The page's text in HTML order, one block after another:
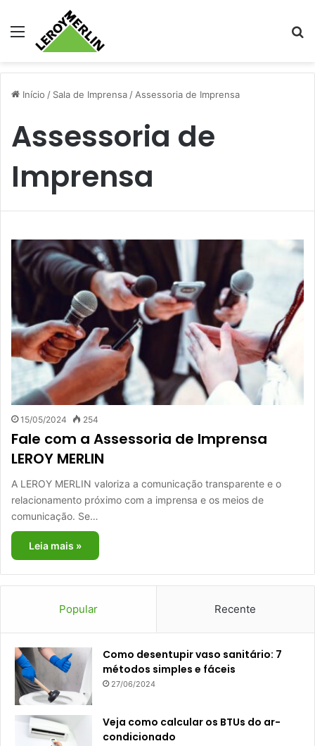
Menu
Início / Sala de Imprensa / Assessoria de Imprensa
Assessoria de
Imprensa
15/05/2024 254
Fale com a Assessoria de Imprensa
LEROY MERLIN
A LEROY MERLIN valoriza a comunicação transparente e o
relacionamento próximo com a imprensa e os meios de
comunicação. Se…
Leia mais »
Popular Recente
Como desentupir vaso sanitário: 7
métodos simples e fáceis
27/06/2024
Veja como calcular os BTUs do ar-
condicionado